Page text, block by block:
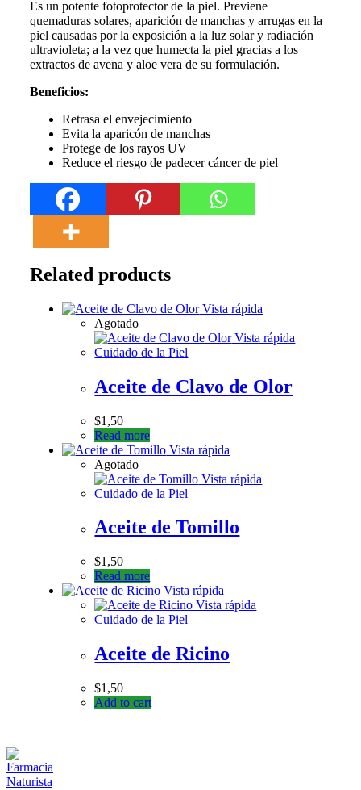
Es un potente fotoprotector de la piel. Previene
quemaduras solares, aparición de manchas y arrugas en la
piel causadas por la exposición a la luz solar y radiación
ultravioleta; a la vez que humecta la piel gracias a los
extractos de avena y aloe vera de su formulación.
Beneficios:
Retrasa el envejecimiento
Evita la aparicón de manchas
Protege de los rayos UV
Reduce el riesgo de padecer cáncer de piel
Related products
Vista rápida
Agotado
Vista rápida
Cuidado de la Piel
Aceite de Clavo de Olor
$1,50
Read more
Vista rápida
Agotado
Vista rápida
Cuidado de la Piel
Aceite de Tomillo
$1,50
Read more
Vista rápida
Vista rápida
Cuidado de la Piel
Aceite de Ricino
$1,50
Add to cart